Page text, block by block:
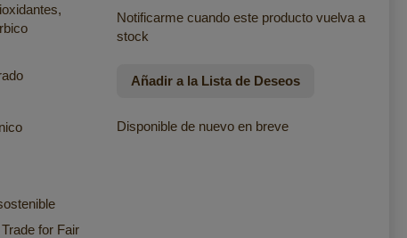
for Fair
Notificarme cuando este producto vuelva a
stock
Añadir a la Lista de Deseos
Disponible de nuevo en breve